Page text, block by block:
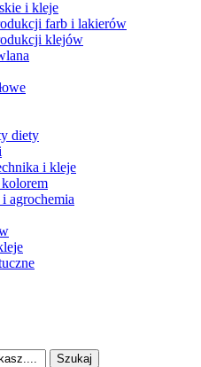
i kleje
farb i lakierów
klejów
diety
i kleje
agrochemia